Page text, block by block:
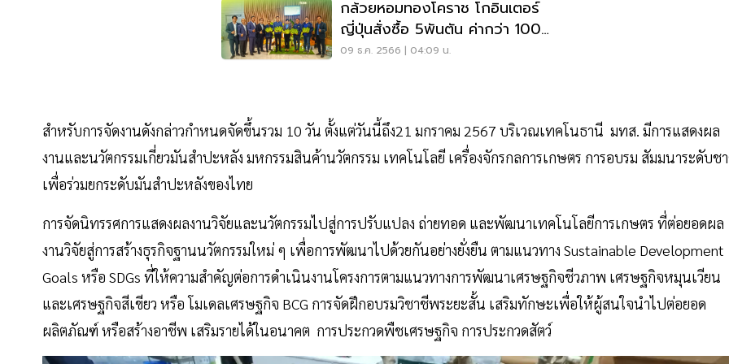
กล้วยหอมทองโคราช โกอินเตอร์
ญี่ปุ่นสั่งซื้อ 5พันตัน ค่ากว่า 100
ล้าน
09 ธ.ค. 2566 | 04:09 น.
สำหรับการจัดงานดังกล่าวกำหนดจัดขึ้นรวม 10 วัน ตั้งแต่วันนี้ถึง21 มกราคม 2567 บริเวณเทคโนธานี มทส. มีการแสดงผล
งานและนวัตกรรมเกี่ยวมันสำปะหลัง มหกรรมสินค้านวัตกรรม เทคโนโลยี เครื่องจักรกลการเกษตร การอบรม สัมมนาระดับช
เพื่อร่วมยกระดับมันสำปะหลังของไทย
การจัดนิทรรศการแสดงผลงานวิจัยและนวัตกรรมไปสู่การปรับแปลง ถ่ายทอด และพัฒนาเทคโนโลยีการเกษตร ที่ต่อยอดผล
งานวิจัยสู่การสร้างธุรกิจฐานนวัตกรรมใหม่ ๆ เพื่อการพัฒนาไปด้วยกันอย่างยั่งยืน ตามแนวทาง Sustainable Development
Goals หรือ SDGs ที่ให้ความสำคัญต่อการดำเนินงานโครงการตามแนวทางการพัฒนาเศรษฐกิจชีวภาพ เศรษฐกิจหมุนเวียน
และเศรษฐกิจสีเขียว หรือ โมเดลเศรษฐกิจ BCG การจัดฝึกอบรมวิชาชีพระยะสั้น เสริมทักษะเพื่อให้ผู้สนใจนำไปต่อยอด
ผลิตภัณฑ์ หรือสร้างอาชีพ เสริมรายได้ในอนาคต การประกวดพืชเศรษฐกิจ การประกวดสัตว์